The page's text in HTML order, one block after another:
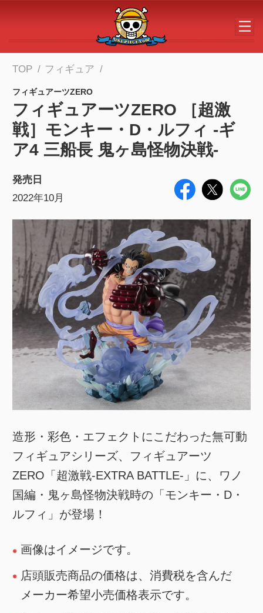
メインコンテンツへスキップする
TOP フィギュア
フィギュアーツZERO
フィギュアーツZERO ［超激
戦］モンキー・D・ルフィ -ギ
ア4 三船長 鬼ヶ島怪物決戦-
発売日
2022年10月
造形・彩色・エフェクトにこだわった無可動
フィギュアシリーズ、フィギュアーツ
ZERO「超激戦-EXTRA BATTLE-」に、ワノ
国編・鬼ヶ島怪物決戦時の「モンキー・D・
ルフィ」が登場！
画像はイメージです。
店頭販売商品の価格は、消費税を含んだ
メーカー希望小売価格表示です。